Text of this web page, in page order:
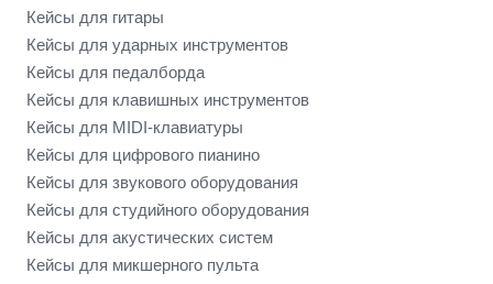
Кейсы для гитары
Кейсы для ударных инструментов
Кейсы для педалборда
Кейсы для клавишных инструментов
Кейсы для MIDI-клавиатуры
Кейсы для цифрового пианино
Кейсы для звукового оборудования
Кейсы для студийного оборудования
Кейсы для акустических систем
Кейсы для микшерного пульта